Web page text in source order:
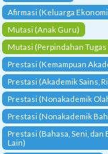
Afirmasi (Keluarga
Mutasi (Anak Guru)
Mutasi (Perpindahan
Prestasi (Kemampuan
Prestasi (Akademik Sains,
Prestasi (Nonakademik
Prestasi (Nonakademik
Prestasi (Bahasa, Seni,
Lain)